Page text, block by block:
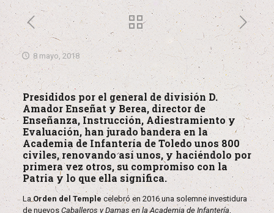
8 mayo, 2018
Presididos por el general de división D.
Amador Enseñat y Berea, director de
Enseñanza, Instrucción, Adiestramiento y
Evaluación, han jurado bandera en la
Academia de Infantería de Toledo unos 800
civiles, renovando así unos, y haciéndolo por
primera vez otros, su compromiso con la
Patria y lo que ella significa.
LaOrden del Temple celebró en 2016 una solemne investidura
de nuevos Caballeros y Damas en la Academia de Infantería,